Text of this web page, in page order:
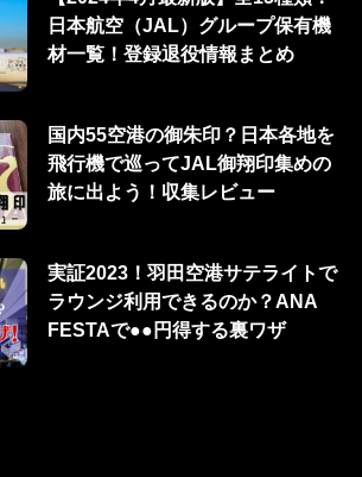
日本航空（JAL）グループ保有機
材一覧！登録退役情報まとめ
国内55空港の御朱印？日本各地を
飛行機で巡ってJAL御翔印集めの
旅に出よう！収集レビュー
実証2023！羽田空港サテライトで
ラウンジ利用できるのか？ANA
FESTAで●●円得する裏ワザ